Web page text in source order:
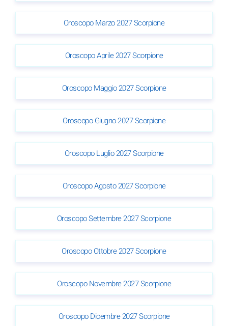
Oroscopo Marzo 2027 Scorpione
Oroscopo Aprile 2027 Scorpione
Oroscopo Maggio 2027 Scorpione
Oroscopo Giugno 2027 Scorpione
Oroscopo Luglio 2027 Scorpione
Oroscopo Agosto 2027 Scorpione
Oroscopo Settembre 2027 Scorpione
Oroscopo Ottobre 2027 Scorpione
Oroscopo Novembre 2027 Scorpione
Oroscopo Dicembre 2027 Scorpione